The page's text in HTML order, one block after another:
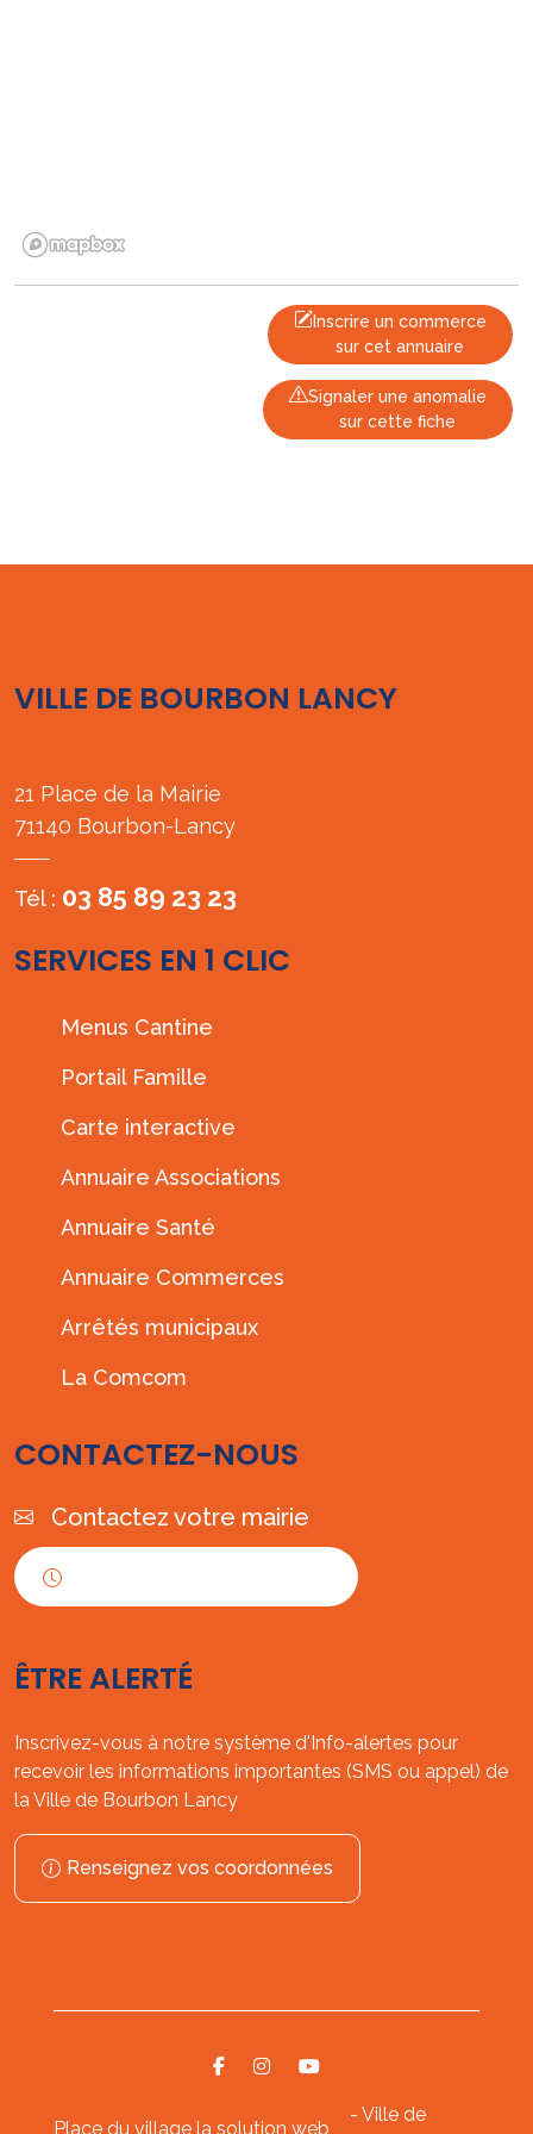
Inscrire un commerce
sur cet annuaire
Signaler une anomalie
sur cette fiche
VILLE DE BOURBON LANCY
21 Place de la Mairie
71140 Bourbon-Lancy
Tél : 03 85 89 23 23
SERVICES EN 1 CLIC
Menus Cantine
Portail Famille
Carte interactive
Annuaire Associations
Annuaire Santé
Annuaire Commerces
Arrêtés municipaux
La Comcom
CONTACTEZ-NOUS
Contactez votre mairie
ÊTRE ALERTÉ
Inscrivez-vous à notre système d'Info-alertes pour
recevoir les informations importantes (SMS ou appel) de
la Ville de Bourbon Lancy
Renseignez vos coordonnées
Place du village la solution web
- Ville de